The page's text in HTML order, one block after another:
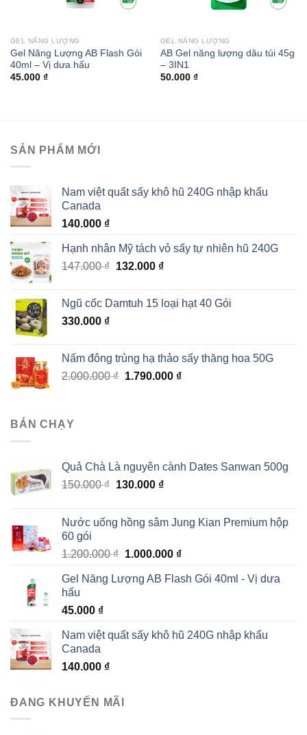
GEL NĂNG LƯỢNG
Gel Năng Lượng AB Flash Gói
40ml – Vị dưa hấu
45.000 ₫
GEL NĂNG LƯỢNG
AB Gel năng lượng dâu túi 45g
– 3IN1
50.000 ₫
SẢN PHẨM MỚI
Nam việt quất sấy khô hũ 240G nhập khẩu
Canada
140.000 ₫
Hạnh nhân Mỹ tách vỏ sấy tự nhiên hũ 240G
147.000₫ Giá
147.000 ₫.
132.000 ₫Giá
là:
Ngũ cốc Damtuh 15 loại hạt 40 Gói
330.000 ₫
Nấm đông trùng hạ thảo sấy thăng hoa 50G
2.000.000₫ Giá
1.790.000 ₫Giá
BÁN CHẠY
Quả Chà Là nguyên cành Dates Sanwan 500g
150.000₫ Giá
150.000 ₫.
130.000 ₫Giá
là:
Nước uống hồng sâm Jung Kian Premium hộp
60 gói
1.200.000₫ Giá
là:
1.000.000 ₫Giá
tại
Gel Năng Lượng AB Flash Gói 40ml - Vị dưa
hấu
45.000 ₫
Nam việt quất sấy khô hũ 240G nhập khẩu
Canada
140.000 ₫
ĐANG KHUYẾN MÃI